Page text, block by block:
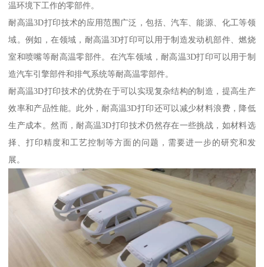
温环境下工作的零部件。
耐高温3D打印技术的应用范围广泛，包括、汽车、能源、化工等领
域。例如，在领域，耐高温3D打印可以用于制造发动机部件、燃烧
室和喷嘴等耐高温零部件。在汽车领域，耐高温3D打印可以用于制
造汽车引擎部件和排气系统等耐高温零部件。
耐高温3D打印技术的优势在于可以实现复杂结构的制造，提高生产
效率和产品性能。此外，耐高温3D打印还可以减少材料浪费，降低
生产成本。然而，耐高温3D打印技术仍然存在一些挑战，如材料选
择、打印精度和工艺控制等方面的问题，需要进一步的研究和发
展。